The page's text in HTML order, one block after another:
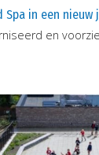
in een nieuw
en